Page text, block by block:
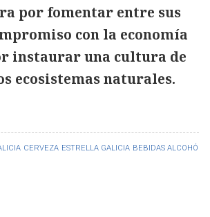
CERVEZA ESTRELLA GALICIA BEBIDAS
por fomentar entre sus
con la economía
instaurar una cultura de
ecosistemas naturales.